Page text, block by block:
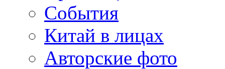
События
Китай в лицах
Авторские фото